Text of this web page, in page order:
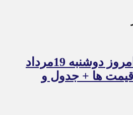
قیمت طلا و سکه امروز دوشنبه 19مرداد
قیمت ها + جدول و